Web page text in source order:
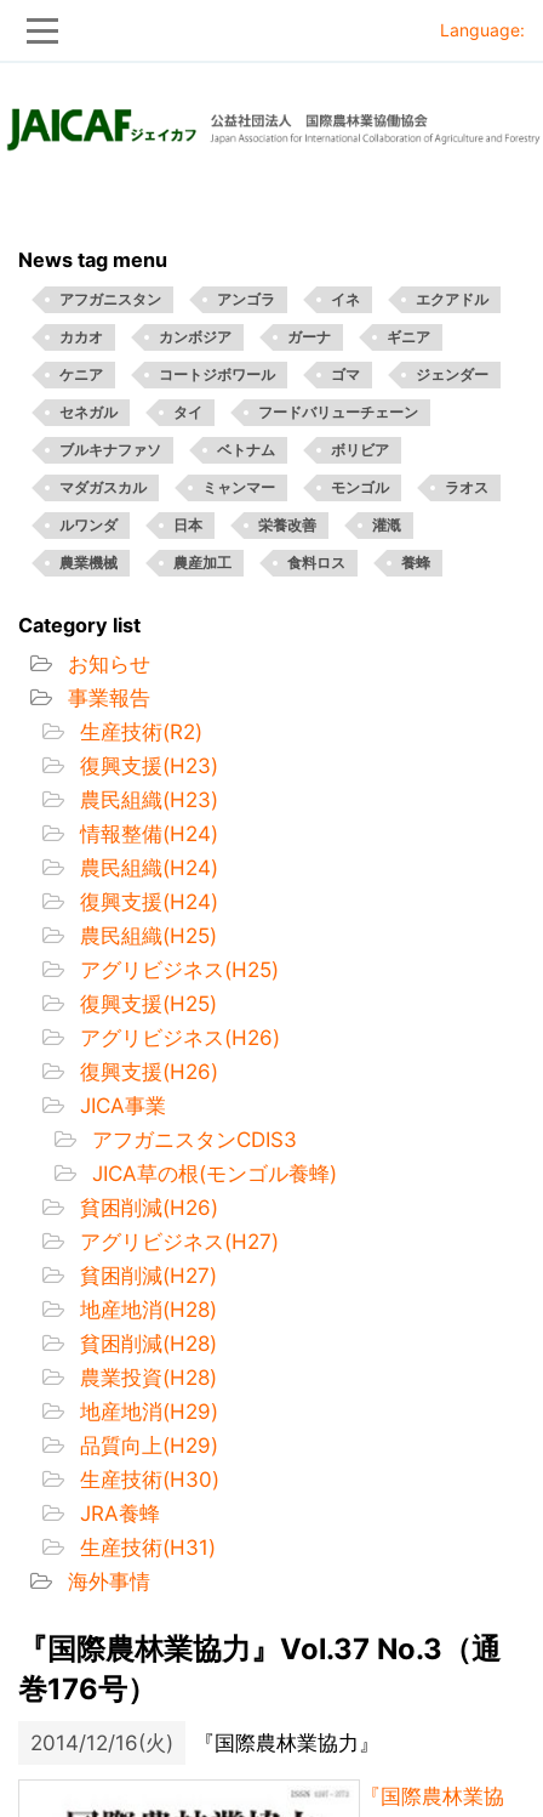
to
to
Language:
News tag menu
アフガニスタン アンゴラ イネ エクアドル
カカオ カンボジア ガーナ ギニア
ケニア コートジボワール ゴマ ジェンダー
セネガル タイ フードバリューチェーン
ブルキナファソ ベトナム ボリビア
マダガスカル ミャンマー モンゴル ラオス
ルワンダ 日本 栄養改善 灌漑
農業機械 農産加工 食料ロス 養蜂
Category list
お知らせ
事業報告
生産技術(R2)
復興支援(H23)
農民組織(H23)
情報整備(H24)
農民組織(H24)
復興支援(H24)
農民組織(H25)
アグリビジネス(H25)
復興支援(H25)
アグリビジネス(H26)
復興支援(H26)
JICA事業
アフガニスタンCDIS3
JICA草の根(モンゴル養蜂)
貧困削減(H26)
アグリビジネス(H27)
貧困削減(H27)
地産地消(H28)
貧困削減(H28)
農業投資(H28)
地産地消(H29)
品質向上(H29)
生産技術(H30)
JRA養蜂
生産技術(H31)
海外事情
『国際農林業協力』Vol.37 No.3（通
巻176号）
2014/12/16(火) 『国際農林業協力』
『国際農林業協